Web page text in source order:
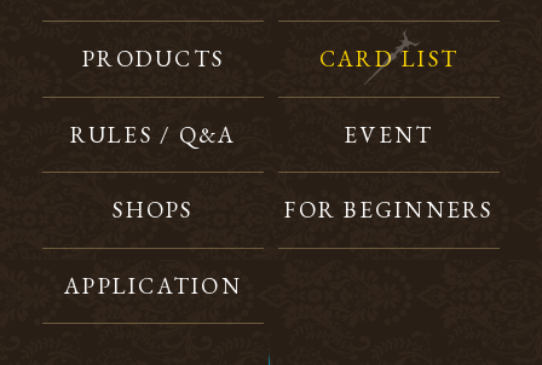
PRODUCTS CARD LIST
RULES / Q&A EVENT
SHOPS FOR BEGINNERS
APPLICATION